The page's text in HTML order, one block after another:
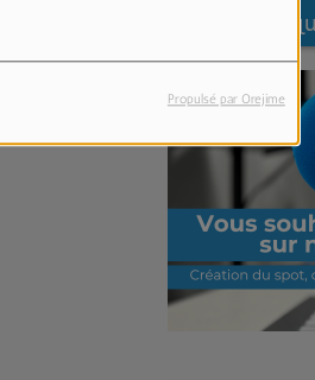
Propulsé par Orejime